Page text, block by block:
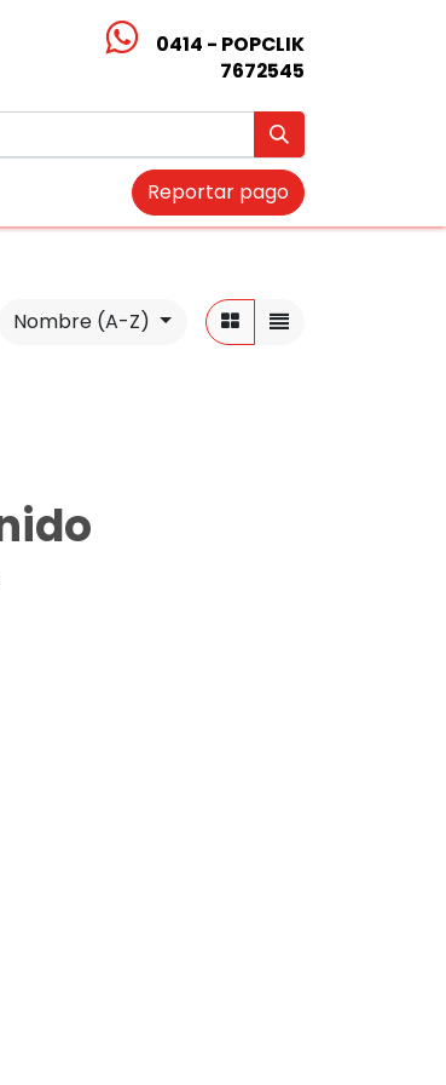
0414 - POPCLIK
7672545
Reportar pago
Nombre (A-Z)